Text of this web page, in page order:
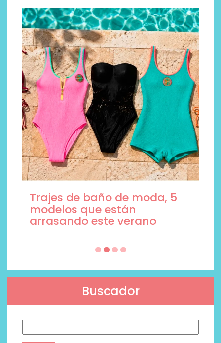
Trajes de baño de moda, 5
modelos que están
arrasando este verano
Buscador